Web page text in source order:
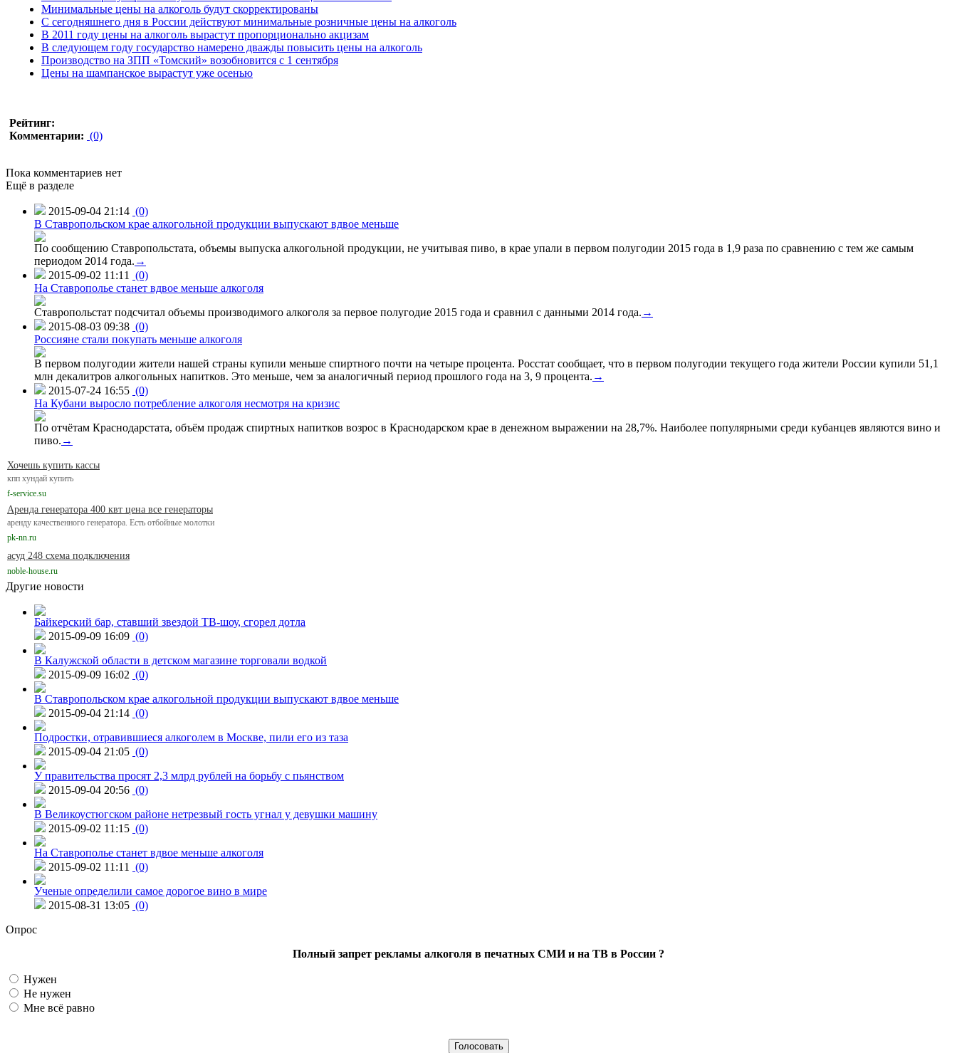
Минимальные цены на алкоголь будут скорректированы
С сегодняшнего дня в России действуют минимальные розничные цены на алкоголь
В 2011 году цены на алкоголь вырастут пропорционально акцизам
В следующем году государство намерено дважды повысить цены на алкоголь
Производство на ЗПП «Томский» возобновится c 1 сентября
Цены на шампанское вырастут уже осенью
Рейтинг:
Комментарии: (0)
Пока комментариев нет
Ещё в разделе
2015-09-04 21:14 (0)
В Ставропольском крае алкогольной продукции выпускают вдвое меньше
По сообщению Ставропольстата, объемы выпуска алкогольной продукции, не учитывая пиво, в крае упали в первом полугодии 2015 года в 1,9 раза по сравнению с тем же самым
периодом 2014 года. →
2015-09-02 11:11
(0)
На Ставрополье станет вдвое меньше алкоголя
Ставропольстат подсчитал объемы производимого алкоголя за первое полугодие 2015 года и сравнил с данными 2014 года. →
2015-08-03 09:38 (0)
Россияне стали покупать меньше алкоголя
В первом полугодии жители нашей страны купили меньше спиртного почти на четыре процента. Росстат сообщает, что в первом полугодии текущего года жители России купили 51,1
млн декалитров алкогольных напитков. Это меньше, чем за аналогичный период прошлого года на 3, 9 процента. →
2015-07-24 16:55 (0)
На Кубани выросло потребление алкоголя несмотря на кризис
По отчётам Краснодарстата, объём продаж спиртных напитков возрос в Краснодарском крае в денежном выражении на 28,7%. Наиболее популярными среди кубанцев являются вино и
пиво. →
Хочешь купить кассы
кпп хундай купить
f-service.su
Аренда генератора 400 квт цена все генераторы
аренду качественного генератора. Есть отбойные молотки
pk-nn.ru
асуд 248 схема подключения
noble-house.ru
Другие новости
Байкерский бар, ставший звездой ТВ-шоу, сгорел дотла
2015-09-09 16:09 (0)
В Калужской области в детском магазине торговали водкой
2015-09-09 16:02 (0)
В Ставропольском крае алкогольной продукции выпускают вдвое меньше
2015-09-04 21:14 (0)
Подростки, отравившиеся алкоголем в Москве, пили его из таза
2015-09-04 21:05 (0)
У правительства просят 2,3 млрд рублей на борьбу с пьянством
2015-09-04 20:56 (0)
В Великоустюгском районе нетрезвый гость угнал у девушки машину
2015-09-02 11:15 (0)
На Ставрополье станет вдвое меньше алкоголя
2015-09-02 11:11
(0)
Ученые определили самое дорогое вино в мире
2015-08-31 13:05 (0)
Опрос
Полный запрет рекламы алкоголя в печатных СМИ и на ТВ в России ?
Нужен
Не нужен
Мне всё равно